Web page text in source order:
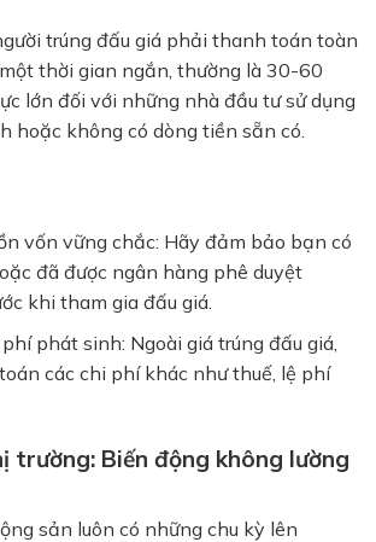
trúng đấu giá phải thanh toán toàn
thời gian ngắn, thường là 30-60
lớn đối với những nhà đầu tư sử dụng
hoặc không có dòng tiền sẵn có.
vốn vững chắc: Hãy đảm bảo bạn có
đã được ngân hàng phê duyệt
khi tham gia đấu giá.
phát sinh: Ngoài giá trúng đấu giá,
các chi phí khác như thuế, lệ phí
trường: Biến động không lường
sản luôn có những chu kỳ lên